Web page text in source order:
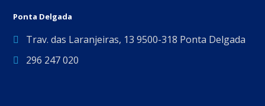
Ponta Delgada
Trav. das Laranjeiras, 13 9500-318 Ponta Delgada
296 247 020